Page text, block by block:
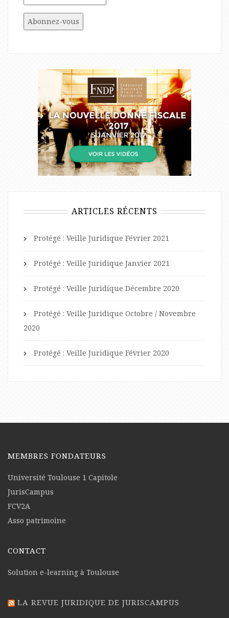
ARTICLES RÉCENTS
Protégé : Veille Juridique Février 2021
Protégé : Veille Juridique Janvier 2021
Protégé : Veille Juridique Décembre 2020
Protégé : Veille Juridique Octobre / Novembre
2020
Protégé : Veille Juridique Février 2020
MEMBRES FONDATEURS
Université Toulouse 1 Capitole
JurisCampus
FCV2A
Asso patrimoine
CONTACT
Solution e-learning à Toulouse
LA REVUE JURIDIQUE DE JURISCAMPUS